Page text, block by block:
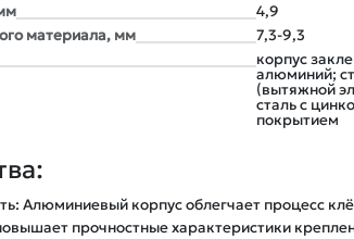
4,9
материала, мм
7,3-9,3
корпус
алюминий;
(вытяжной
сталь с
покрытием
Алюминиевый корпус облегчает процесс
прочностные характеристики